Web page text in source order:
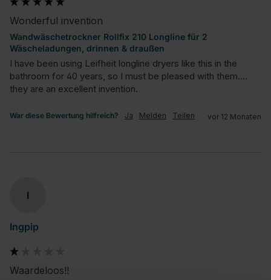
Wonderful invention
Wandwäschetrockner Rollfix 210 Longline für 2
Wäscheladungen, drinnen & draußen
I have been using Leifheit longline dryers like this in the
bathroom for 40 years, so I must be pleased with them....
they are an excellent invention.
War diese Bewertung hilfreich? Ja Melden Teilen vor 12 Monaten
I
Ingpip
Waardeloos!!